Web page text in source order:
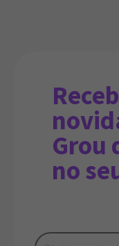
Grou
no